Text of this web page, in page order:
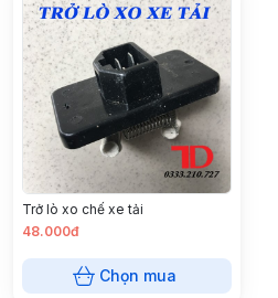
Trở lò xo chế xe tải
48.000đ
Chọn mua